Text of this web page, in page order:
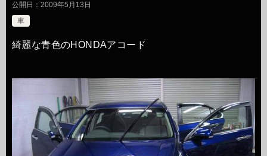
公開日： 2009年5月13日
車
綺麗な青色のHONDAアコード